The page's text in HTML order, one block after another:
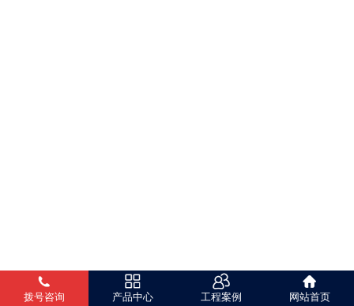
拨号咨询 产品中心 工程案例 网站首页